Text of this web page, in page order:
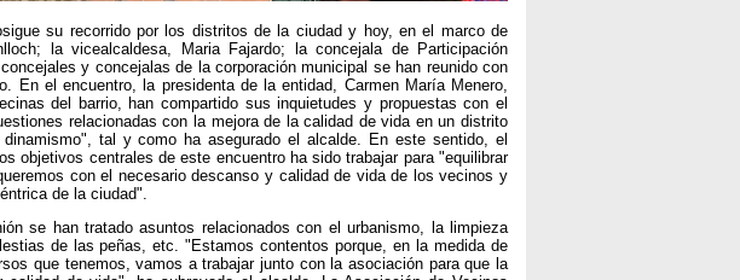
su recorrido por los distritos de la ciudad y hoy, en el marco de
la vicealcaldesa, Maria Fajardo; la concejala de Participación
y concejalas de la corporación municipal se han reunido con
En el encuentro, la presidenta de la entidad, Carmen María Menero,
del barrio, han compartido sus inquietudes y propuestas con el
relacionadas con la mejora de la calidad de vida en un distrito
tal y como ha asegurado el alcalde. En este sentido, el
objetivos centrales de este encuentro ha sido trabajar para "equilibrar
con el necesario descanso y calidad de vida de los vecinos y
de la ciudad".
se han tratado asuntos relacionados con el urbanismo, la limpieza
de las peñas, etc. "Estamos contentos porque, en la medida de
que tenemos, vamos a trabajar junto con la asociación para que la